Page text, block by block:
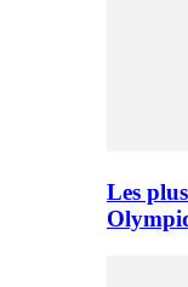
Les